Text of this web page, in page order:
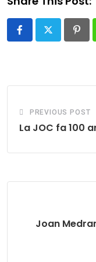
PREVIOUS POST
La JOC fa 100
Joan